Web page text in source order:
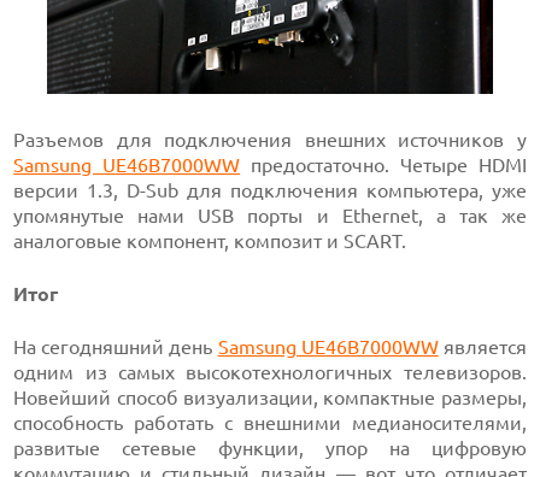
Разъемов для подключения внешних источников у
Samsung UE46B7000WW предостаточно. Четыре HDMI
версии 1.3, D-Sub для подключения компьютера, уже
упомянутые нами USB порты и Ethernet, а так же
аналоговые компонент, композит и SCART.
Итог
На сегодняшний день Samsung UE46B7000WWявляется
одним из самых высокотехнологичных телевизоров.
Новейший способ визуализации, компактные размеры,
способность работать с внешними медианосителями,
развитые сетевые функции, упор на цифровую